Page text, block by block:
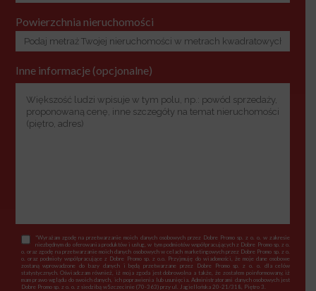
Powierzchnia nieruchomości
Inne informacje (opcjonalne)
*Wyrażam zgodę na przetwarzanie moich danych osobowych przez Dobre Promo sp. z o. o. w zakresie
niezbędnym do oferowania produktów i usług, w tym podmiotów współpracujących z Dobre Promo sp. z o.
o. oraz zgodę na przetwarzanie moich danych osobowych w celach marketingowych przez Dobre Promo sp. z o.
o. oraz podmioty współpracujące z Dobre Promo sp. z o.o. Przyjmuję do wiadomości, że moje dane osobowe
zostaną wprowadzone do bazy danych i będą przetwarzane przez Dobre Promo sp. z o. o. dla celów
statystycznych. Oświadczam również, iż moja zgoda jest dobrowolna a także, że zostałem poinformowany, iż
mam prawo wglądu do swoich danych, ich poprawienia lub usunięcia. Administratorami danych osobowych jest
Dobre Promo sp. z o. o. z siedzibą wSzczecinie (70-363) przy ul. Jagiellońska 20-21/318, Piętro 3.